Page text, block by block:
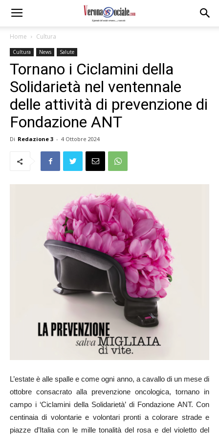
Home Cultura
Cultura News Salute
Tornano i Ciclamini della
Solidarietà nel ventennale
delle attività di prevenzione di
Fondazione ANT
Di Redazione 3 - 4 Ottobre 2024
L’estate è alle spalle e come ogni anno, a cavallo di un mese di
ottobre consacrato alla prevenzione oncologica, tornano in
campo i ‘Ciclamini della Solidarietà’ di Fondazione ANT. Con
centinaia di volontarie e volontari pronti a colorare strade e
piazze d’Italia con le mille tonalità del rosa e del violetto del